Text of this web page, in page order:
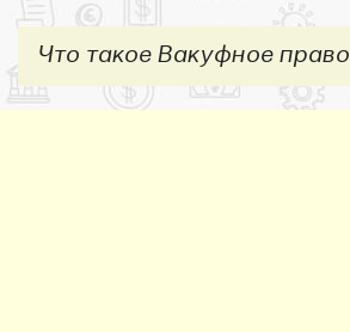
Что такое Вакуфное право